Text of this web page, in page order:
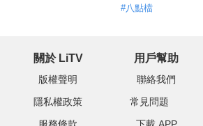
#八點檔
關於 LiTV
版權聲明
隱私權政策
用戶幫助
聯絡我們
常見問題